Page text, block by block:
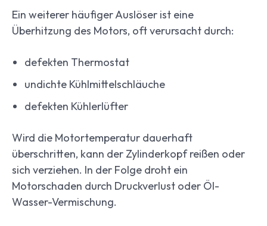
Ein weiterer häufiger Auslöser ist eine
Überhitzung des Motors, oft verursacht durch:
defekten Thermostat
undichte Kühlmittelschläuche
defekten Kühlerlüfter
Wird die Motortemperatur dauerhaft
überschritten, kann der Zylinderkopf reißen oder
sich verziehen. In der Folge droht ein
Motorschaden durch Druckverlust oder Öl-
Wasser-Vermischung.